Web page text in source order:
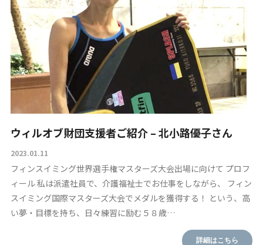
ウィルオブ財団支援者ご紹介 – 北小路優子さん
2023.01.11
フィンスイミング世界選手権マスターズ大会出場に向けて プロフ
ィール 私は派遣社員で、介護福祉士でお仕事をしながら、 フィン
スイミング国際マスターズ大会でメダルを獲得する！ という、高
い夢・目標を持ち、日々練習に励む５８歳…
詳細はこちら